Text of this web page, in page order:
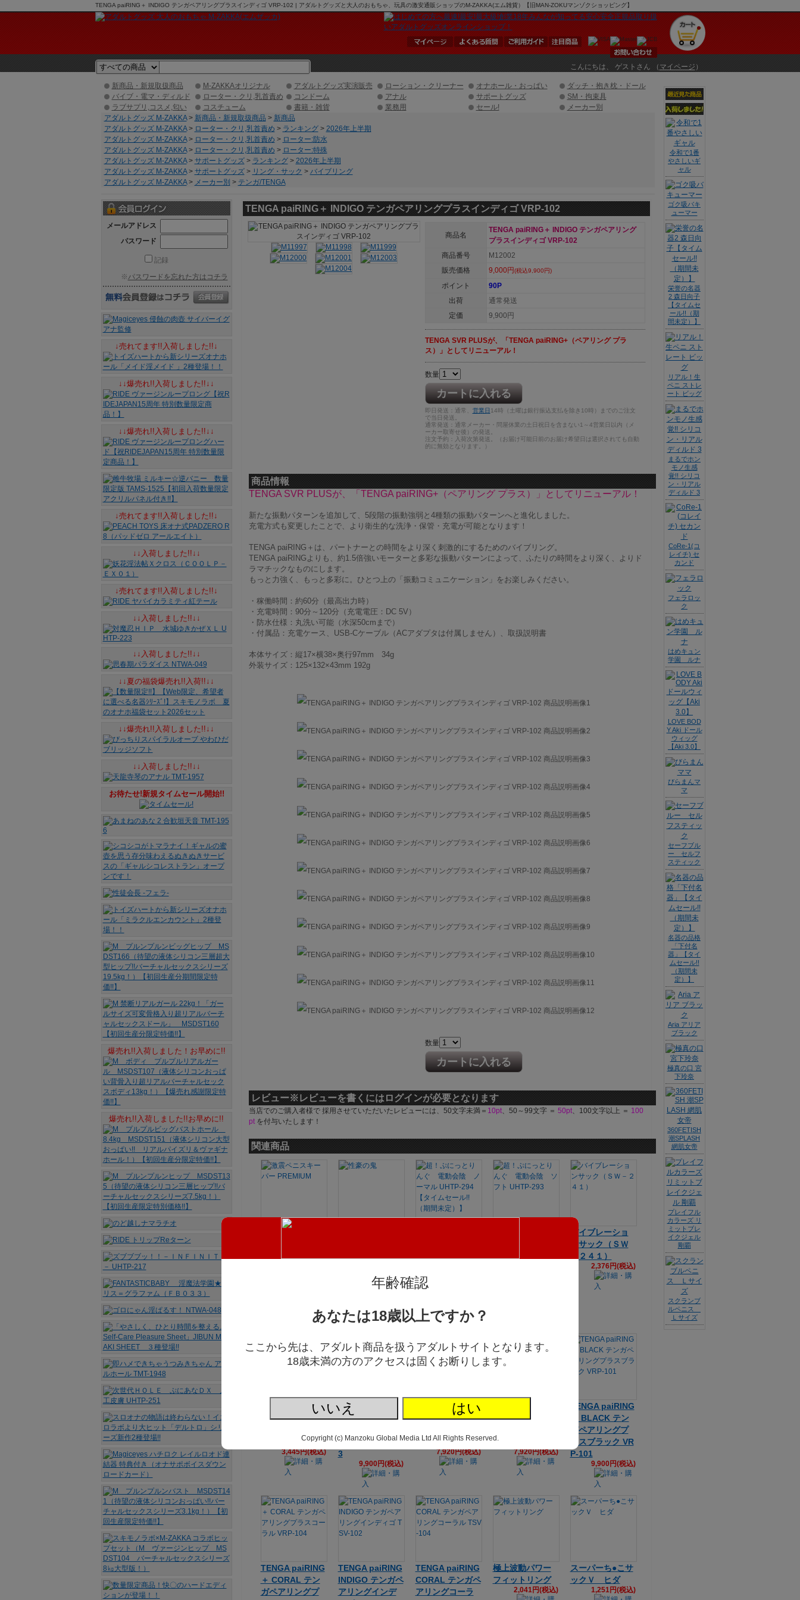
年齢確認
あなたは18歳以上ですか？
ここから先は、アダルト商品を扱うアダルトサイトとなります。
18歳未満の方のアクセスは固くお断りします。
いいえ はい
Copyright (c) Manzoku Global Media Ltd All Rights Reserved.
TENGA paiRING＋ INDIGO テンガペアリングプラスインディゴ VRP-102 | アダルトグッズと大人のおもちゃ、玩具の激安通販ショップのM-ZAKKA(エム雑貨）【旧MAN-ZOKUマンゾクショッピング】
こんにちは、 ゲストさん （ マイページ ）
新商品・新規取扱商品 M-ZAKKAオリジナル アダルトグッズ実演販売 ローション・クリーナー オナホール・おっぱい
ダッチ・抱き枕・ドール
バイブ・電マ・ディルド
ローター・クリ,乳首責め コンドーム アナル サポートグッズ
SM・拘束具
ラブサプリ,コスメ,匂い
コスチューム 書籍・雑貨 業務用 セール!
メーカー別
アダルトグッズ M-ZAKKA> 新商品・新規取扱商品 > 新商品
アダルトグッズ M-ZAKKA> ローター・クリ,乳首責め > ランキング> 2026年上半期
アダルトグッズ M-ZAKKA> ローター・クリ,乳首責め > ローター:防水
アダルトグッズ M-ZAKKA> ローター・クリ,乳首責め > ローター:特殊
アダルトグッズ M-ZAKKA> サポートグッズ> ランキング> 2026年上半期
アダルトグッズ M-ZAKKA> サポートグッズ> リング・サック > バイブリング
アダルトグッズ M-ZAKKA> メーカー別 > テンガ/TENGA
TENGA paiRING＋ INDIGO テンガペアリングプラスインディゴ VRP-102
商品名
TENGA paiRING＋ INDIGO テンガペアリング
プラスインディゴ VRP-102
商品番号
M12002
販売価格
9,000円(税込9,900円)
ポイント
90P
出荷
通常発送
定価
9,900円
TENGA SVR PLUSが、「TENGA paiRING+（ペアリング プラ
ス）」としてリニューアル！
数量
カートに入れる
即日発送：通常、 営業日 14時（土曜は銀行振込支払を除き10時）までのご注文
で当日発送。
通常発送：通常メーカー・問屋休業の土日祝日を含まない1～4営業日以内（メ
ーカー取寄せ後）の発送。
注文予約：入荷次第発送。（お届け可能日前のお届け希望日は選択されても自動
的に無効となります。）
商品情報
TENGA SVR PLUSが、「TENGA paiRING+（ペアリング プラス）」としてリニューアル！
新たな振動パターンを追加して、5段階の振動強弱と4種類の振動パターンへと進化しました。
充電方式も変更したことで、より衛生的な洗浄・保管・充電が可能となります！
TENGA paiRING＋は、パートナーとの時間をより深く刺激的にするためのバイブリング。
TENGA paiRINGよりも、約1.5倍強いモーターと多彩な振動パターンによって、ふたりの時間をより深く、よりド
ラマチックなものにします。
もっと力強く、もっと多彩に。ひとつ上の「振動コミュニケーション」をお楽しみください。
・稼働時間：約60分（最高出力時）
・充電時間：90分～120分（充電電圧：DC 5V）
・防水仕様：丸洗い可能（水深50cmまで）
・付属品：充電ケース、USB-Cケーブル（ACアダプタは付属しません）、取扱説明書
本体サイズ：縦17×横38×奥行97mm 34g
外装サイズ：125×132×43mm 192g
数量
カートに入れる
レビュー※レビューを書くにはログインが必要となります
当店でのご購入者様で 採用させていただいたレビューには、50文字未満＝ 10pt、50～99文字 ＝ 50pt、100文字以上 ＝ 100
ptを付与いたします！
関連商品
セール!!（期間未
定）】
バイブレーショ
ンサック（ＳＷ
－２４１）
2,376円(税込)
ローズデザイン
Ｗバイブリング
3,445円(税込)
TENGA paiRING
＋ LIME テンガ
スライム VRP-10
3
9,900円(税込)
TENGA paiRING
BLACK テンガペ
ク TSV-101
7,920円(税込)
LIME テンガペア
V-103
7,920円(税込)
TENGA paiRING
＋ BLACK テン
ガペアリングプ
ラスブラック VR
P-101
9,900円(税込)
TENGA paiRING
＋ CORAL テン
ガペアリングプ
TENGA paiRING
INDIGO テンガペ
アリングインデ
TENGA paiRING
CORAL テンガペ
アリングコーラ
極上波動パワー
フィットリング
2,041円(税込)
スーパーち●こサ
ックＶ ヒダ
1,251円(税込)
メールアドレス
パスワード
記録
※パスワードを忘れた方はコチラ
↓売れてます!!入荷しました!!↓
↓↓爆売れ!!入荷しました!!↓↓
↓↓爆売れ!!入荷しました!!↓↓
↓売れてます!!入荷しました!!↓
↓↓入荷しました!!↓↓
↓売れてます!!入荷しました!!↓
↓↓入荷しました!!↓↓
↓↓入荷しました!!↓↓
↓↓夏の福袋爆売れ!!入荷!!↓↓
↓↓爆売れ!!入荷しました!!↓↓
↓↓入荷しました!!↓↓
お待たせ!新規タイムセール開始!!
爆売れ!!入荷しました！お早めに!!
爆売れ!!入荷しました!!お早めに!!
令和で1番
やさしいギ
ャル
ゴク吸バキ
ューマー
栄誉の名器
2 森日向子
【タイムセ
ール!!（期
間未定）】
リアル！生
ペニ ストレ
ート ビッグ
まるでホン
モノ生感
覚!! シリコ
ン・リアル
ディルド 3
CoRe-1(コ
レイチ) セ
カンド
フェラロッ
ク
はめキュン
学園 ルナ
LOVE BOD
Y Aki ドール
ウィッグ
【Aki 3.0】
びらまんマ
マ
セーフブル
ー セルフ
スティック
名器の品格
「下付名
器」【タイ
ムセール!!
（期間未
定）】
Aria アリア
ブラック
極真の口 宮
下玲奈
360FETISH
潮SPLASH
網肌女帝
プレイフル
カラーズ リ
ミットブレ
イクジェル
剛覇
スクランブ
ルペニス
Ｌサイズ